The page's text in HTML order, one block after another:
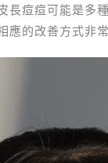
長痘痘可能是多
應的改善方式非